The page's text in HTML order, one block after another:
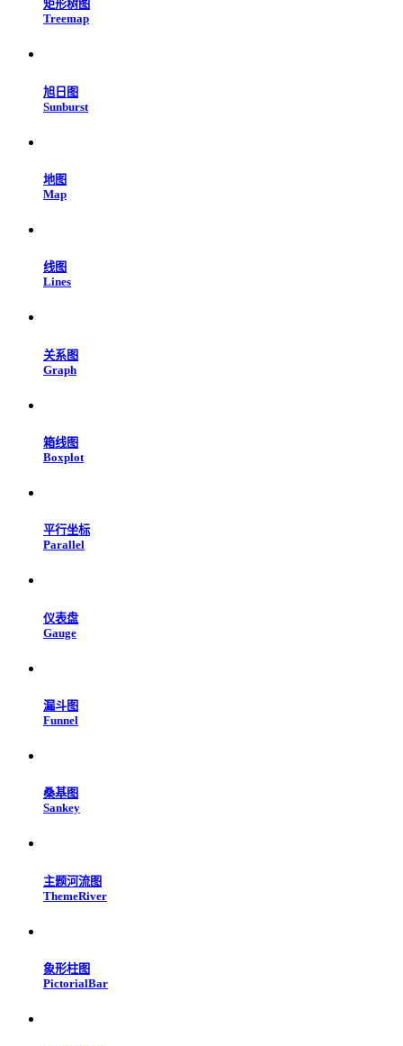
矩形树图
Treemap
旭日图
Sunburst
地图
Map
线图
Lines
关系图
Graph
箱线图
Boxplot
平行坐标
Parallel
仪表盘
Gauge
漏斗图
Funnel
桑基图
Sankey
主题河流图
ThemeRiver
象形柱图
PictorialBar